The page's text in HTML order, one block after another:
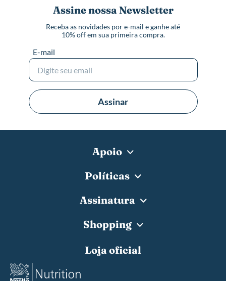
Assine nossa Newsletter
Receba as novidades por e-mail e ganhe até
10% off em sua primeira compra.
E-mail
Assinar
Apoio
Políticas
Assinatura
Shopping
Loja oficial